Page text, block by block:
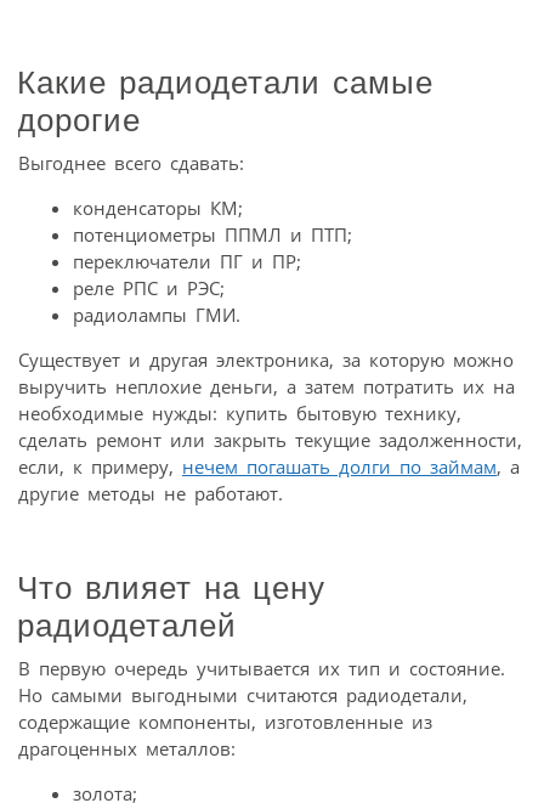
Какие радиодетали самые
дорогие
Выгоднее всего сдавать:
конденсаторы КМ;
потенциометры ППМЛ и ПТП;
переключатели ПГ и ПР;
реле РПС и РЭС;
радиолампы ГМИ.
Существует и другая электроника, за которую можно
выручить неплохие деньги, а затем потратить их на
необходимые нужды: купить бытовую технику,
сделать ремонт или закрыть текущие задолженности,
если, к примеру, нечем погашать долги по займам, а
другие методы не работают.
Что влияет на цену
радиодеталей
В первую очередь учитывается их тип и состояние.
Но самыми выгодными считаются радиодетали,
содержащие компоненты, изготовленные из
драгоценных металлов:
золота;